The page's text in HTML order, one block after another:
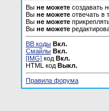
Вы не можете создавать
Вы не можете отвечать в
Вы не можете
Вы не можете
BB коды Вкл.
Смайлы Вкл.
[IMG] код Вкл.
HTML код Выкл.
Правила форума